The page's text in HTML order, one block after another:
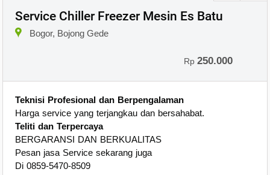
Service Chiller Freezer Mesin Es Batu
Bogor, Bojong Gede
Rp250.000
Teknisi Profesional dan Berpengalaman
Harga service yang terjangkau dan bersahabat.
Teliti dan Terpercaya
BERGARANSI DAN BERKUALITAS
Pesan jasa Service sekarang juga
Di 0859-5470-8509